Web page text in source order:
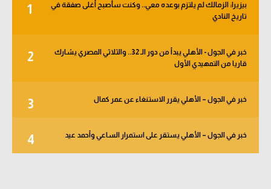
1
بيزيرا: الزمالك لم يلتزم بوعده معي.. وكنت سأصبح أغلى صفقة في
تاريخ النادي
2
خبر في الجول - الأهلي يبدأ من دور الـ 32.. والثلاثي المصري يشارك
قاريا من التمهيدي الأول
3 خبر في الجول – الأهلي يقرر الاستنغاء عن عمر كمال
4 خبر في الجول – الأهلي يستقر على استمرار الساعي وأحمد عيد